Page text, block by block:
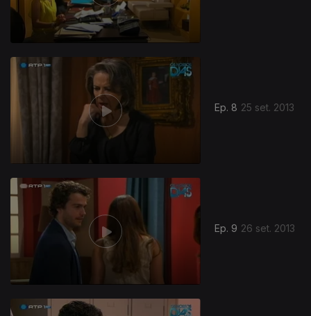
Ep. 8 25 set. 2013
Ep. 9 26 set. 2013